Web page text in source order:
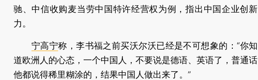
驰、中信收购麦当劳中国特许经营权为例，指出中国企业创新
力。
宁高宁称，李书福之前买沃尔沃已经是不可想象的：“你知
道欧洲人的心态，一个中国人，不要说是德语、英语了，普通话
他都说得稀里糊涂的，结果中国人做出来了。”